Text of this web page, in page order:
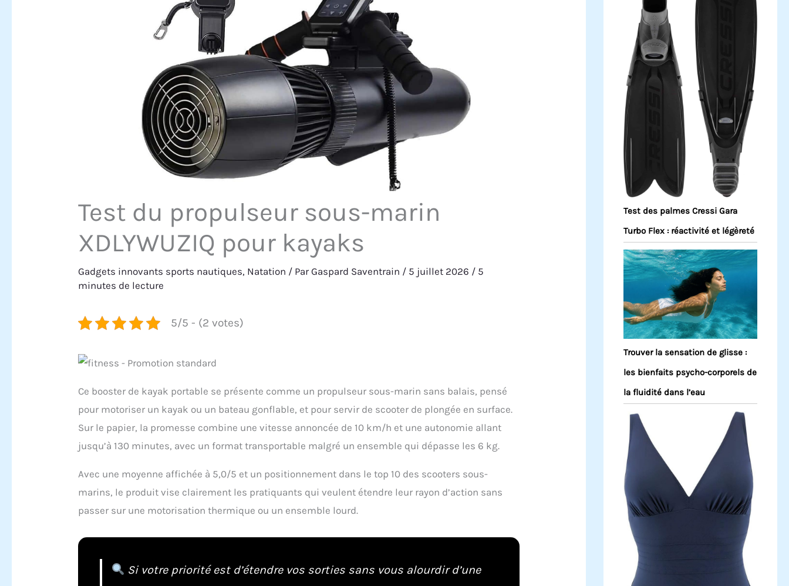
Test du propulseur sous-marin
XDLYWUZIQ pour kayaks
Gadgets innovants sports nautiques, Natation / ParGaspard Saventrain / 5 juillet 2026 / 5
minutes de lecture
5/5 - (2 votes)
Ce booster de kayak portable se présente comme un propulseur sous-marin sans balais, pensé
pour motoriser un kayak ou un bateau gonflable, et pour servir de scooter de plongée en surface.
Sur le papier, la promesse combine une vitesse annoncée de 10 km/h et une autonomie allant
jusqu’à 130 minutes, avec un format transportable malgré un ensemble qui dépasse les 6 kg.
Avec une moyenne affichée à 5,0/5 et un positionnement dans le top 10 des scooters sous-
marins, le produit vise clairement les pratiquants qui veulent étendre leur rayon d’action sans
passer sur une motorisation thermique ou un ensemble lourd.
Si votre priorité est d’étendre vos sorties sans vous alourdir d’une
Test des palmes Cressi Gara
Turbo Flex : réactivité et légèreté
Trouver la sensation de glisse :
les bienfaits psycho-corporels de
la fluidité dans l’eau